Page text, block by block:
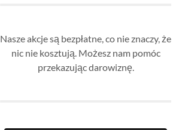
Nasze akcje są bezpłatne, co nie znaczy, że
nic nie kosztują. Możesz nam pomóc
przekazując darowiznę.